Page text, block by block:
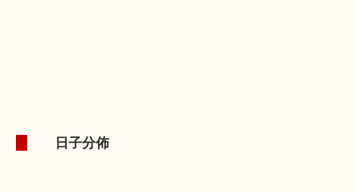
日子分佈